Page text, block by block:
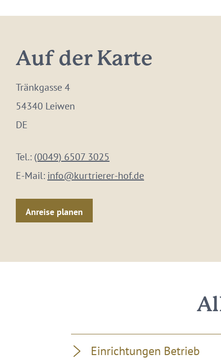
Auf der Karte
Tränkgasse 4
54340 Leiwen
DE
Tel.: (0049) 6507 3025
E-Mail: info@kurtrierer-hof.de
Anreise planen
Einrichtungen Betrieb